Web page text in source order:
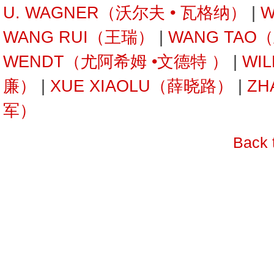
U. WAGNER（沃尔夫 • 瓦格纳）
WANG RUI（王瑞）
WANG TAO
WENDT（尤阿希姆 •文德特 ）
廉）
XUE XIAOLU（薛晓路）
军）
Back